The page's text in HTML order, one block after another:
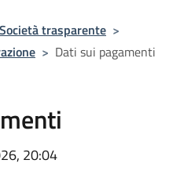
Società trasparente >
> Dati sui pagamenti
20:04